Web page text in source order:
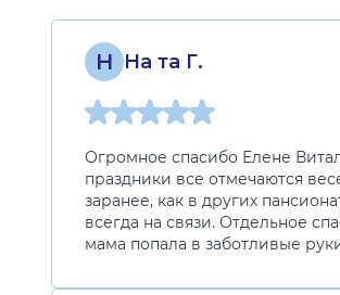
Н На та Г.
Огромное спасибо Елене
праздники все отмечаются
заранее, как в других
всегда на связи. Отдельное
мама попала в заботливые